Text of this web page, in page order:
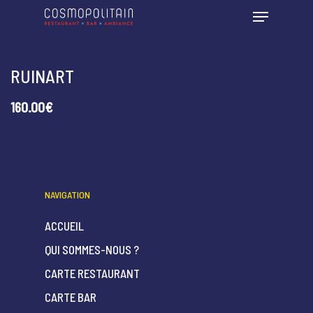
RUINART
160.00€
NAVIGATION
ACCUEIL
QUI SOMMES-NOUS ?
CARTE RESTAURANT
CARTE BAR